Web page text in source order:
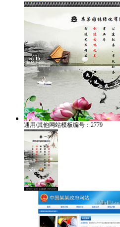
通用/其他网站模板编号：2779